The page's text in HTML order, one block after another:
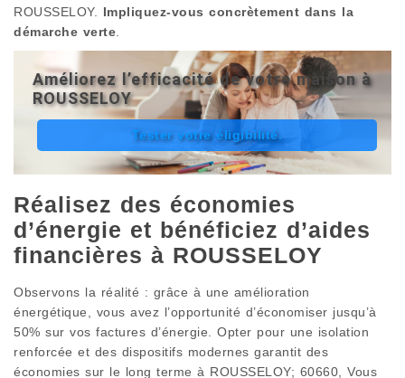
ROUSSELOY. Impliquez-vous concrètement dans la
démarche verte
Améliorez l’efficacité de votre maison à
ROUSSELOY
Tester votre éligibilité.
Réalisez des économies
d’énergie et bénéficiez d’aides
financières à ROUSSELOY
Observons la réalité : grâce à une amélioration
énergétique, vous avez l’opportunité d’économiser jusqu’à
50% sur vos factures d’énergie. Opter pour une isolation
renforcée et des dispositifs modernes garantit des
économies sur le long terme à ROUSSELOY; 60660, Vous